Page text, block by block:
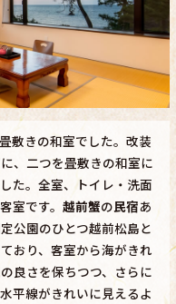
敷きの和室でした。改装
、二つを畳敷きの和室に
た。全室、トイレ・洗面
室です。 越前蟹の民宿あ
公園のひとつ越前松島と
おり、客室から海がきれ
良さを保ちつつ、さらに
平線がきれいに見えるよ